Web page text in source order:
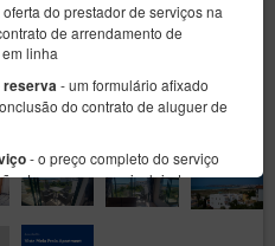
do prestador de serviços na
de arrendamento de
linha
reserva - um formulário afixado
do contrato de aluguer de
- o preço completo do serviço
de uma reserva, incluindo
das receitas fiscais e
de arrendamento de